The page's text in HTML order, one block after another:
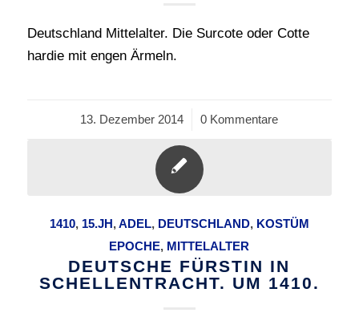
Deutschland Mittelalter. Die Surcote oder Cotte
hardie mit engen Ärmeln.
13. Dezember 2014
/ 0 Kommentare
1410, 15.JH,ADEL, DEUTSCHLAND, KOSTÜM
EPOCHE, MITTELALTER
DEUTSCHE FÜRSTIN IN
SCHELLENTRACHT. UM 1410.